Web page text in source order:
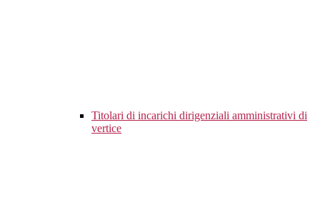
Titolari di incarichi dirigenziali amministrativi di
vertice